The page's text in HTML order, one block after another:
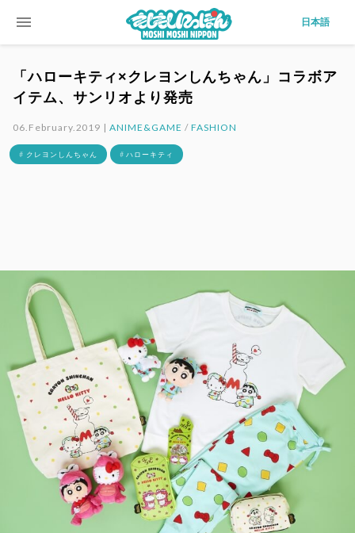
menu 日本語
「ハローキティ×クレヨンしんちゃん」コラボア
イテム、サンリオより発売
06.February.2019 |ANIME&GAME / FASHION
# クレヨンしんちゃん # ハローキティ